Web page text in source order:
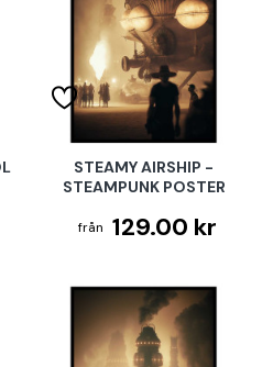
STEAMY AIRSHIP -
STEAMPUNK POSTER
129.00 kr